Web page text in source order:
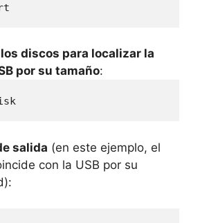
discos para localizar la
por su tamaño:
salida (en este ejemplo, el
con la USB por su